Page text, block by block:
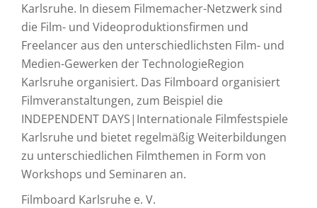
Karlsruhe. In diesem Filmemacher-Netzwerk sind
die Film- und Videoproduktionsfirmen und
Freelancer aus den unterschiedlichsten Film- und
Medien-Gewerken der TechnologieRegion
Karlsruhe organisiert. Das Filmboard organisiert
Filmveranstaltungen, zum Beispiel die
INDEPENDENT DAYS|Internationale Filmfestspiele
Karlsruhe und bietet regelmäßig Weiterbildungen
zu unterschiedlichen Filmthemen in Form von
Workshops und Seminaren an.
Filmboard Karlsruhe e. V.